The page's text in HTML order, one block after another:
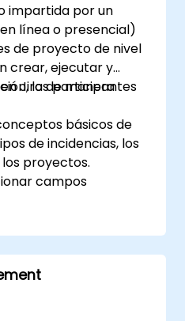
gerencia
impartida por un
línea o presencial)
de proyecto de nivel
crear, ejecutar y
Jira de manera
los participantes
básicos de
de incidencias, los
proyectos.
campos
relacionados con
tipos de